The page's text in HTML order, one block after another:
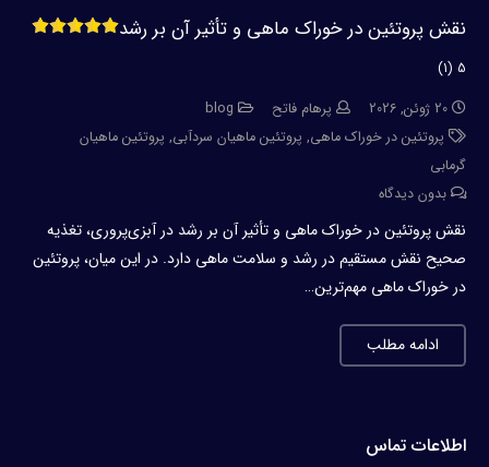
نقش پروتئین در خوراک ماهی و تأثیر آن بر رشد
5 (1)
پرهام فاتح
blog
پروتئین در خوراک ماهی, پروتئین ماهیان سردآبی, پروتئین ماهیان
گرمابی
بدون دیدگاه
نقش پروتئین در خوراک ماهی و تأثیر آن بر رشد در آبزی‌پروری، تغذیه
صحیح نقش مستقیم در رشد و سلامت ماهی دارد. در این میان، پروتئین
در خوراک ماهی مهم‌ترین…
ادامه مطلب
اطلاعات تماس